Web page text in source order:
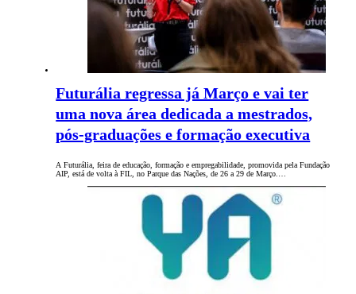
Futurália regressa já Março e vai ter
uma nova área dedicada a mestrados,
pós-graduações e formação executiva
A Futurália, feira de educação, formação e empregabilidade, promovida pela Fundação
AIP, está de volta à FIL, no Parque das Nações, de 26 a 29 de Março.…